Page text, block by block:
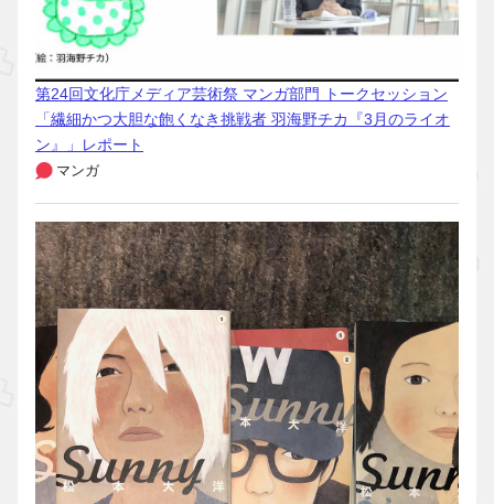
第24回文化庁メディア芸術祭 マンガ部門 トークセッション
「繊細かつ大胆な飽くなき挑戦者 羽海野チカ『3月のライオ
ン』」レポート
マンガ